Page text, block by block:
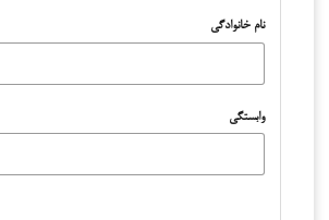
نام خانوادگی
وابستگی